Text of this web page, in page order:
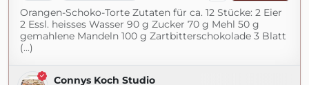
Orangen-Schoko-Torte Zutaten für ca. 12 Stücke: 2 Eier
2 Essl. heisses Wasser 90 g Zucker 70 g Mehl 50 g
gemahlene Mandeln 100 g Zartbitterschokolade 3 Blatt
(...)
Connys Koch Studio